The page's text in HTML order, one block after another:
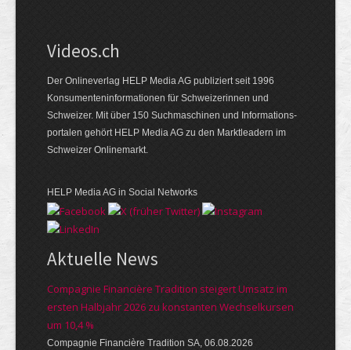
Videos.ch
Der Onlineverlag HELP Media AG publiziert seit 1996
Konsumenten­informationen für Schweizerinnen und
Schweizer. Mit über 150 Suchmaschinen und Informations­
portalen gehört HELP Media AG zu den Marktleadern im
Schweizer Onlinemarkt.
HELP Media AG in Social Networks
Aktuelle News
Compagnie Financière Tradition steigert Umsatz im
ersten Halbjahr 2026 zu konstanten Wechselkursen
um 10,4 %
Compagnie Financière Tradition SA, 06.08.2026